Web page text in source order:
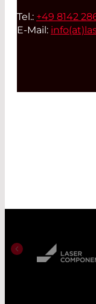
Tel.: +49 8142
E-Mail: info(at)